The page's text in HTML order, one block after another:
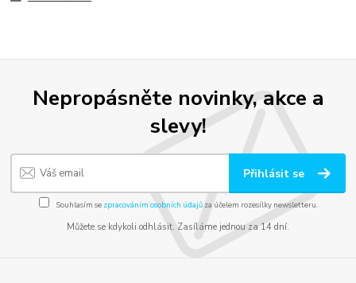
Nepropásněte novinky, akce a
slevy!
Přihlásit se
Souhlasím se zpracováním osobních údajůza účelem rozesílky newsletteru.
Můžete se kdykoli odhlásit. Zasíláme jednou za 14 dní.